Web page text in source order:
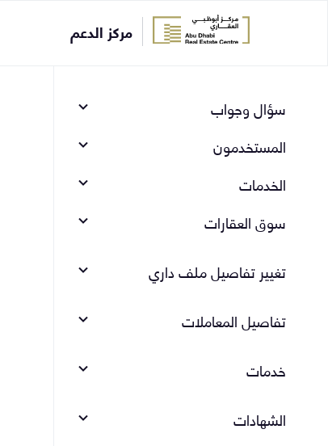
مركز الدعم
سؤال وجواب
المستخدمون
الخدمات
سوق العقارات
تغيير تفاصيل ملف داري
تفاصيل المعاملات
خدمات
الشهادات